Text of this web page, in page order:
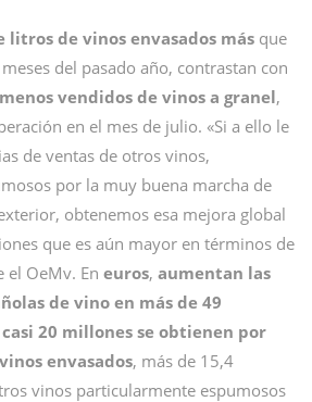
litros de vinos envasados más que
del pasado año, contrastan con
vendidos de vinos a granel,
en el mes de julio. «Si a ello le
de ventas de otros vinos,
por la muy buena marcha de
obtenemos esa mejora global
que es aún mayor en términos de
el OeMv. En euros, aumentan las
de vino en más de 49
casi 20 millones se obtienen por
envasados, más de 15,4
vinos particularmente espumosos